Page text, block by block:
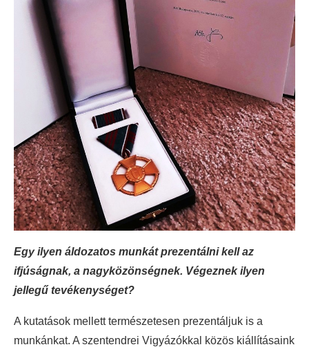
Egy ilyen áldozatos munkát prezentálni kell az
ifjúságnak, a nagyközönségnek. Végeznek ilyen
jellegű tevékenységet?
A kutatások mellett természetesen prezentáljuk is a
munkánkat. A szentendrei Vigyázókkal közös kiállításaink